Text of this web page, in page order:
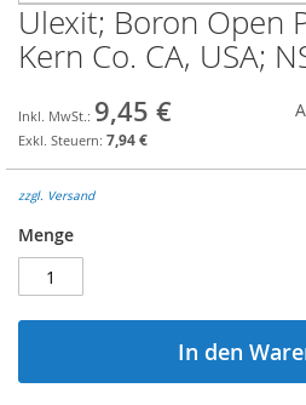
Zum
Anfang
der
springen
Ulexit; Boron Open
Kern Co. CA, USA;
9,45 €
7,94 €
zzgl. Versand
Menge
In den